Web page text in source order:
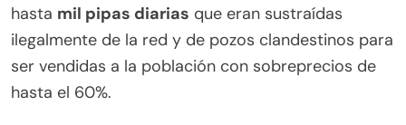
hasta mil pipas diarias que eran sustraídas
ilegalmente de la red y de pozos clandestinos para
ser vendidas a la población con sobreprecios de
hasta el 60%.